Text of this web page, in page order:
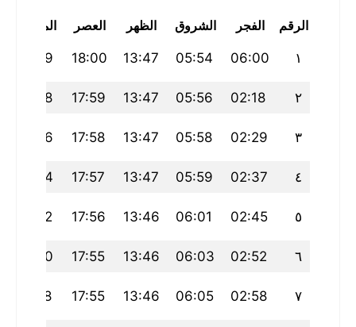
الرقم الفجر الشروق الظهر العصر المغرب
١ 06:00
05:54
13:47
18:00
21:39
٢ 02:18
05:56
13:47
17:59
21:38
٣ 02:29
05:58
13:47
17:58
21:36
٤ 02:37
05:59
13:47
17:57
21:34
٥ 02:45
06:01
13:46
17:56
21:32
٦ 02:52
06:03
13:46
17:55
21:30
٧ 02:58
06:05
13:46
17:55
21:28